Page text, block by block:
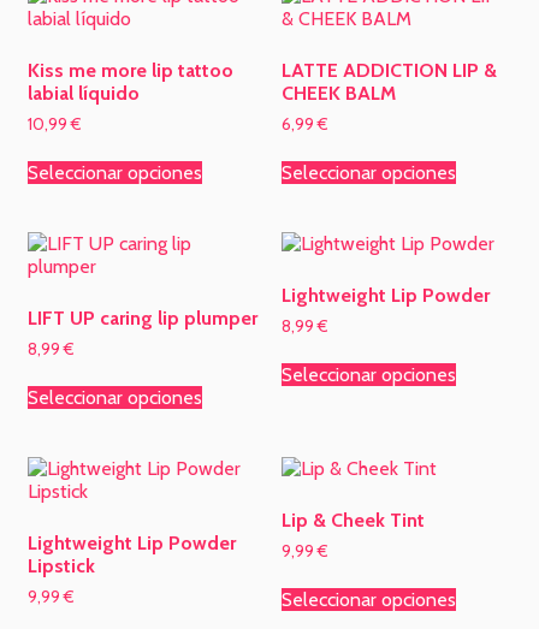
Kiss me more lip tattoo
labial líquido
10,99€
Seleccionar opciones
LATTE ADDICTION LIP &
CHEEK BALM
6,99€
Seleccionar opciones
LIFT UP caring lip plumper
8,99€
Seleccionar opciones
Lightweight Lip Powder
8,99€
Seleccionar opciones
Lightweight Lip Powder
Lipstick
9,99€
Lip & Cheek Tint
9,99€
Seleccionar opciones